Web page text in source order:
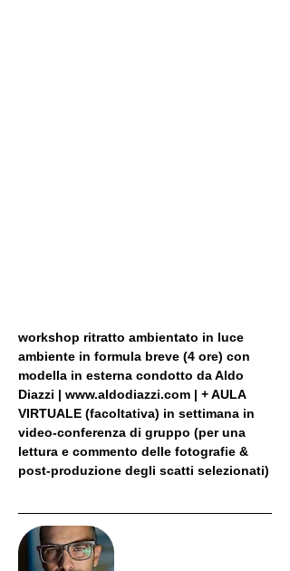
workshop ritratto ambientato in luce
ambiente in formula breve (4 ore) con
modella in esterna condotto da Aldo
Diazzi | www.aldodiazzi.com | + AULA
VIRTUALE (facoltativa) in settimana in
video-conferenza di gruppo (per una
lettura e commento delle fotografie &
post-produzione degli scatti selezionati)